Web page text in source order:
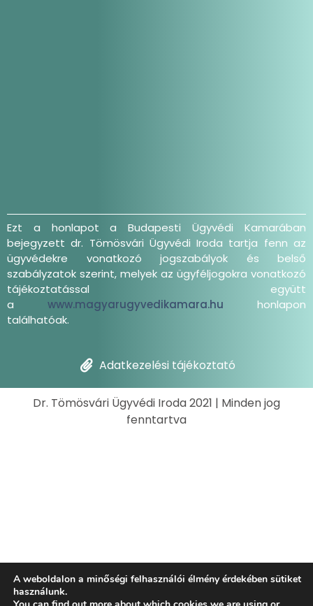
Ezt a honlapot a Budapesti Ügyvédi Kamarában
bejegyzett dr. Tömösvári Ügyvédi Iroda tartja fenn az
ügyvédekre vonatkozó jogszabályok és belső
szabályzatok szerint, melyek az ügyféljogokra vonatkozó
tájékoztatással együtt
a www.magyarugyvedikamara.hu honlapon
találhatóak.
Adatkezelési tájékoztató
Dr. Tömösvári Ügyvédi Iroda 2021 | Minden jog
fenntartva
A weboldalon a minőségi felhasználói élmény érdekében sütiket
használunk.